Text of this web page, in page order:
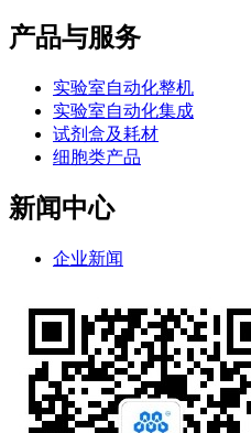
产品与服务
实验室自动化整机
实验室自动化集成
试剂盒及耗材
细胞类产品
新闻中心
企业新闻